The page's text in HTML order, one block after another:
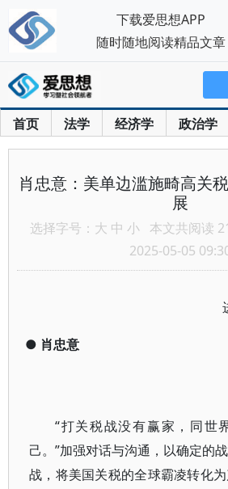
首页 法学 经济学 政治学
肖忠意：美单边滥施畸高关
展
选择字号： 大 中 小 本文共阅读
2025-05-05
● 肖忠意
“打关税战没有赢家，同世
己。”加强对话与沟通，以确定的
战，将美国关税的全球霸凌转化
下载爱思想APP
随时随地阅读精品文章